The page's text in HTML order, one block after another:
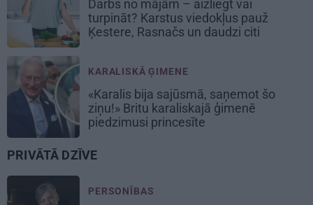
Darbs no mājām – aizliegt vai
turpināt? Karstus viedokļus pauž
Ķestere, Rasnačs un daudzi citi
KARALISKĀ ĢIMENE
«Karalis bija sajūsmā, saņemot šo
ziņu!» Britu karaliskajā ģimenē
piedzimusi princesīte
PRIVĀTĀ DZĪVE
PERSONĪBAS